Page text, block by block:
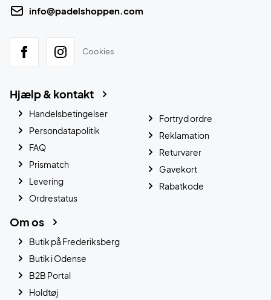
info@padelshoppen.com
Cookies
Hjælp & kontakt
Handelsbetingelser
Persondatapolitik
FAQ
Prismatch
Levering
Ordrestatus
Fortryd ordre
Reklamation
Returvarer
Gavekort
Rabatkode
Om os
Butik på Frederiksberg
Butik i Odense
B2B Portal
Holdtøj